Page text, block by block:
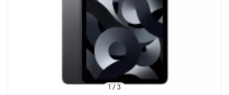
1 / 3